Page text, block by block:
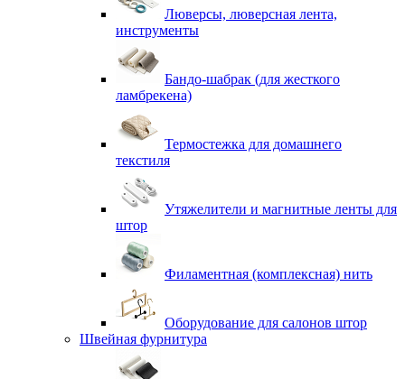
Люверсы, люверсная лента,
инструменты
Бандо-шабрак (для жесткого
ламбрекена)
Термостежка для домашнего
текстиля
Утяжелители и магнитные ленты для
штор
Филаментная (комплексная) нить
Оборудование для салонов штор
Швейная фурнитура